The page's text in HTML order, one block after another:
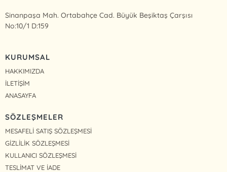
Sinanpaşa Mah. Ortabahçe Cad. Büyük Beşiktaş Çarşısı
No:10/1 D:159
KURUMSAL
HAKKIMIZDA
İLETİŞİM
ANASAYFA
SÖZLEŞMELER
MESAFELİ SATIŞ SÖZLEŞMESİ
GİZLİLİK SÖZLEŞMESİ
KULLANICI SÖZLEŞMESİ
TESLİMAT VE İADE